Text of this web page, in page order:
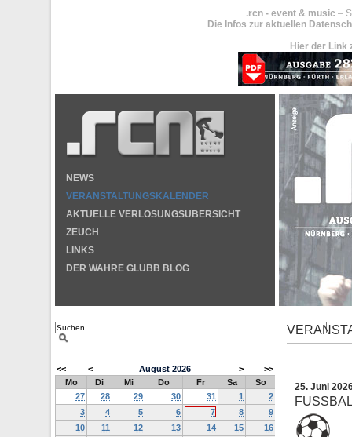
.rcn - event & music –
Die Infos zur aktuellen
Hier der Link
NEWS
VERANSTALTUNGSKALENDER
AKTUELLE VERLOSUNGSÜBERSICHT
ZEUCH
LINKS
DER WAHRE GLUBB BLOG
<< < August 2026 >
>>
Mo
Di Mi Do Fr Sa
So
27
28 29 30 31 1
2
3
4 5 6 7 8
9
10
11 12 13 14 15
16
25. Juni